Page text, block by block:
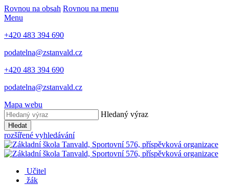
Rovnou na obsah Rovnou na menu
Menu
+420 483 394 690
podatelna@zstanvald.cz
+420 483 394 690
podatelna@zstanvald.cz
Mapa webu
Hledaný výraz
Hledat
rozšířené vyhledávání
Učitel
žák